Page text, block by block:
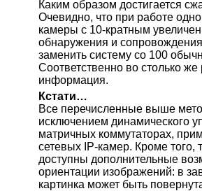
Каким образом достигается
Очевидно, что при работе
камеры с 10-кратным
обнаружения и
заменить систему со 100
Соответственно во столько
информация.
Кстати…
Все перечисленные выше
исключением динамического
матричных коммутаторах,
сетевых IP-камер. Кроме того,
доступны дополнительные
ориентации изображений: в
картинка может быть